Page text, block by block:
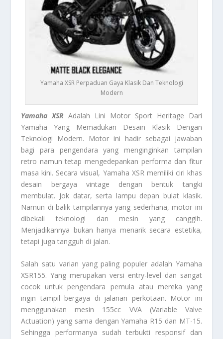
Yamaha XSR Perpaduan Gaya Klasik Dan Teknologi
Modern
Yamaha XSR Adalah Lini Motor Sport Heritage Dari
Yamaha Yang Memadukan Desain Klasik Dengan
Teknologi Modern. Motor ini hadir sebagai jawaban
bagi para pengendara yang menginginkan tampilan
retro namun tetap mengedepankan performa dan fitur
masa kini. Secara visual, Yamaha XSR memiliki ciri khas
desain bergaya vintage dengan bentuk tangki
membulat. Jok datar, serta lampu depan bulat klasik.
Namun di balik tampilannya yang sederhana, motor ini
dibekali teknologi dan mesin yang canggih.
Menjadikannya bukan hanya menarik secara estetika,
tetapi juga tangguh di jalan.
Salah satu varian yang paling populer adalah Yamaha
XSR155. Yang merupakan versi entry-level dan sangat
cocok untuk pengendara pemula atau mereka yang
ingin tampil bergaya di jalanan perkotaan. Motor ini
menggunakan mesin 155cc VVA (Variable Valve
Actuation) yang sama dengan Yamaha R15 dan MT-15.
Sehingga performanya sudah terbukti responsif dan